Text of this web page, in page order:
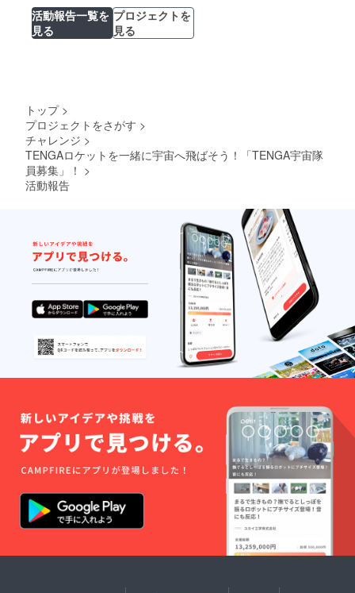
活動報告一覧を
見る
プロジェクトを
見る
トップ >
プロジェクトをさがす >
チャレンジ >
TENGAロケットを一緒に宇宙へ飛ばそう！「TENGA宇宙隊
員募集」！ >
活動報告